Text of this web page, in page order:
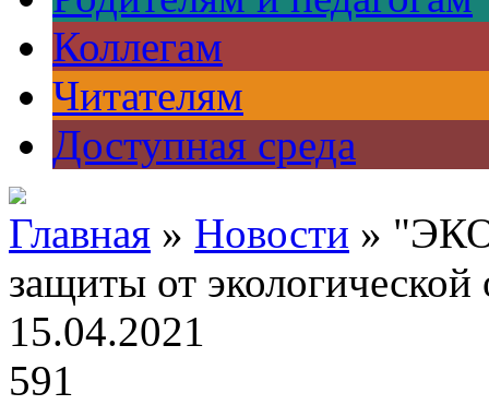
Коллегам
Читателям
Доступная среда
Главная » Новости »
защиты от экологической
15.04.2021
591